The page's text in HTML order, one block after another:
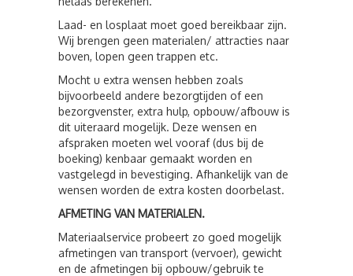
Laad- en losplaat moet goed bereikbaar zijn.
Wij brengen geen materialen/ attracties naar
boven, lopen geen trappen etc.
Mocht u extra wensen hebben zoals
bijvoorbeeld andere bezorgtijden of een
bezorgvenster, extra hulp, opbouw/afbouw is
dit uiteraard mogelijk. Deze wensen en
afspraken moeten wel vooraf (dus bij de
boeking) kenbaar gemaakt worden en
vastgelegd in bevestiging. Afhankelijk van de
wensen worden de extra kosten doorbelast.
AFMETING VAN MATERIALEN.
Materiaalservice probeert zo goed mogelijk
afmetingen van transport (vervoer), gewicht
en de afmetingen bij opbouw/gebruik te